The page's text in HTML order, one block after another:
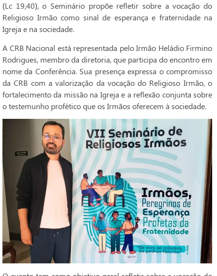
(Lc 19,40), o Seminário propõe refletir sobre a vocação do
Religioso Irmão como sinal de esperança e fraternidade na
Igreja e na sociedade.
A CRB Nacional está representada pelo Irmão Heládio Firmino
Rodrigues, membro da diretoria, que participa do encontro em
nome da Conferência. Sua presença expressa o compromisso
da CRB com a valorização da vocação do Religioso Irmão, o
fortalecimento da missão na Igreja e a reflexão conjunta sobre
o testemunho profético que os Irmãos oferecem à sociedade.